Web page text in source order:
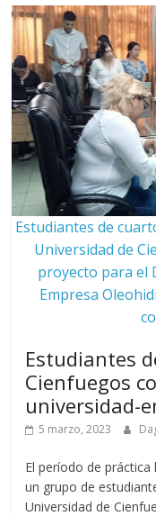
Estudiantes de
Universidad de
proyecto para el
Empresa
Estudiantes
Cienfuegos
universidad-
5 marzo, 2023
El período de
un grupo de
Universidad de